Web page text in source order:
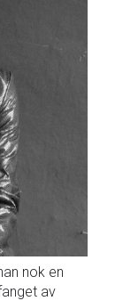
nok en
av